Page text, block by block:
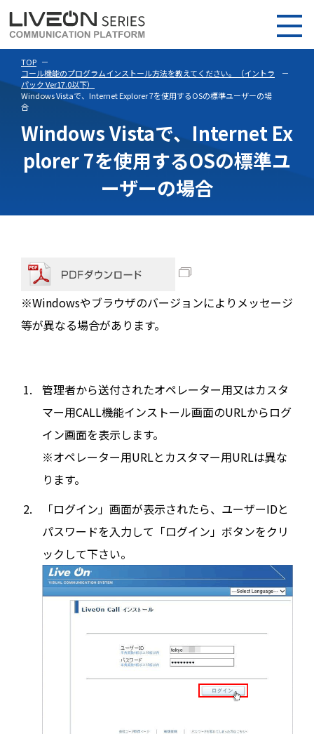
TOP
コール機能のプログラムインストール方法を教えてください。（イントラ
パック Ver17.0以下）
Windows Vistaで、Internet Explorer 7を使用するOSの標準ユーザーの場
合
Windows Vistaで、Internet Ex
plorer 7を使用するOSの標準ユ
ーザーの場合
※Windowsやブラウザのバージョンによりメッセージ
等が異なる場合があります。
管理者から送付されたオペレーター用又はカスタ
マー用CALL機能インストール画面のURLからログ
イン画面を表示します。
※オペレーター用URLとカスタマー用URLは異な
ります。
「ログイン」画面が表示されたら、ユーザーIDと
パスワードを入力して「ログイン」ボタンをクリ
ックして下さい。